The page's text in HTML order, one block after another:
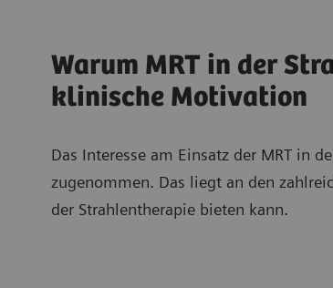
Warum MRT in der
klinische Motivation
Das Interesse am Einsatz der MRT in
zugenommen. Das liegt an den
der Strahlentherapie bieten kann.